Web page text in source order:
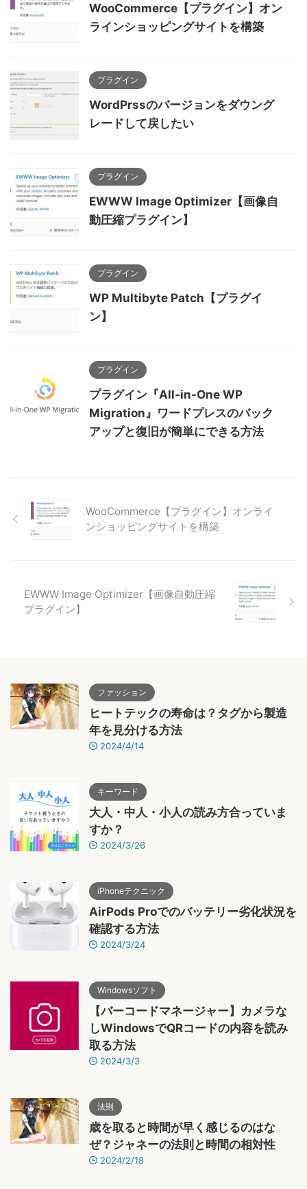
WooCommerce【プラグイン】オン
ラインショッピングサイトを構築
プラグイン
WordPrssのバージョンをダウング
レードして戻したい
プラグイン
EWWW Image Optimizer【画像自
動圧縮プラグイン】
プラグイン
WP Multibyte Patch【プラグイ
ン】
プラグイン
プラグイン『All-in-One WP
Migration』ワードプレスのバック
アップと復旧が簡単にできる方法
WooCommerce【プラグイン】オンライ
ンショッピングサイトを構築
EWWW Image Optimizer【画像自動圧縮
プラグイン】
ファッション
ヒートテックの寿命は？タグから製造
年を見分ける方法
2024/4/14
キーワード
大人・中人・小人の読み方合っていま
すか？
2024/3/26
iPhoneテクニック
AirPods Proでのバッテリー劣化状況を
確認する方法
2024/3/24
Windowsソフト
【バーコードマネージャー】カメラな
しWindowsでQRコードの内容を読み
取る方法
2024/3/3
法則
歳を取ると時間が早く感じるのはな
ぜ？ジャネーの法則と時間の相対性
2024/2/18